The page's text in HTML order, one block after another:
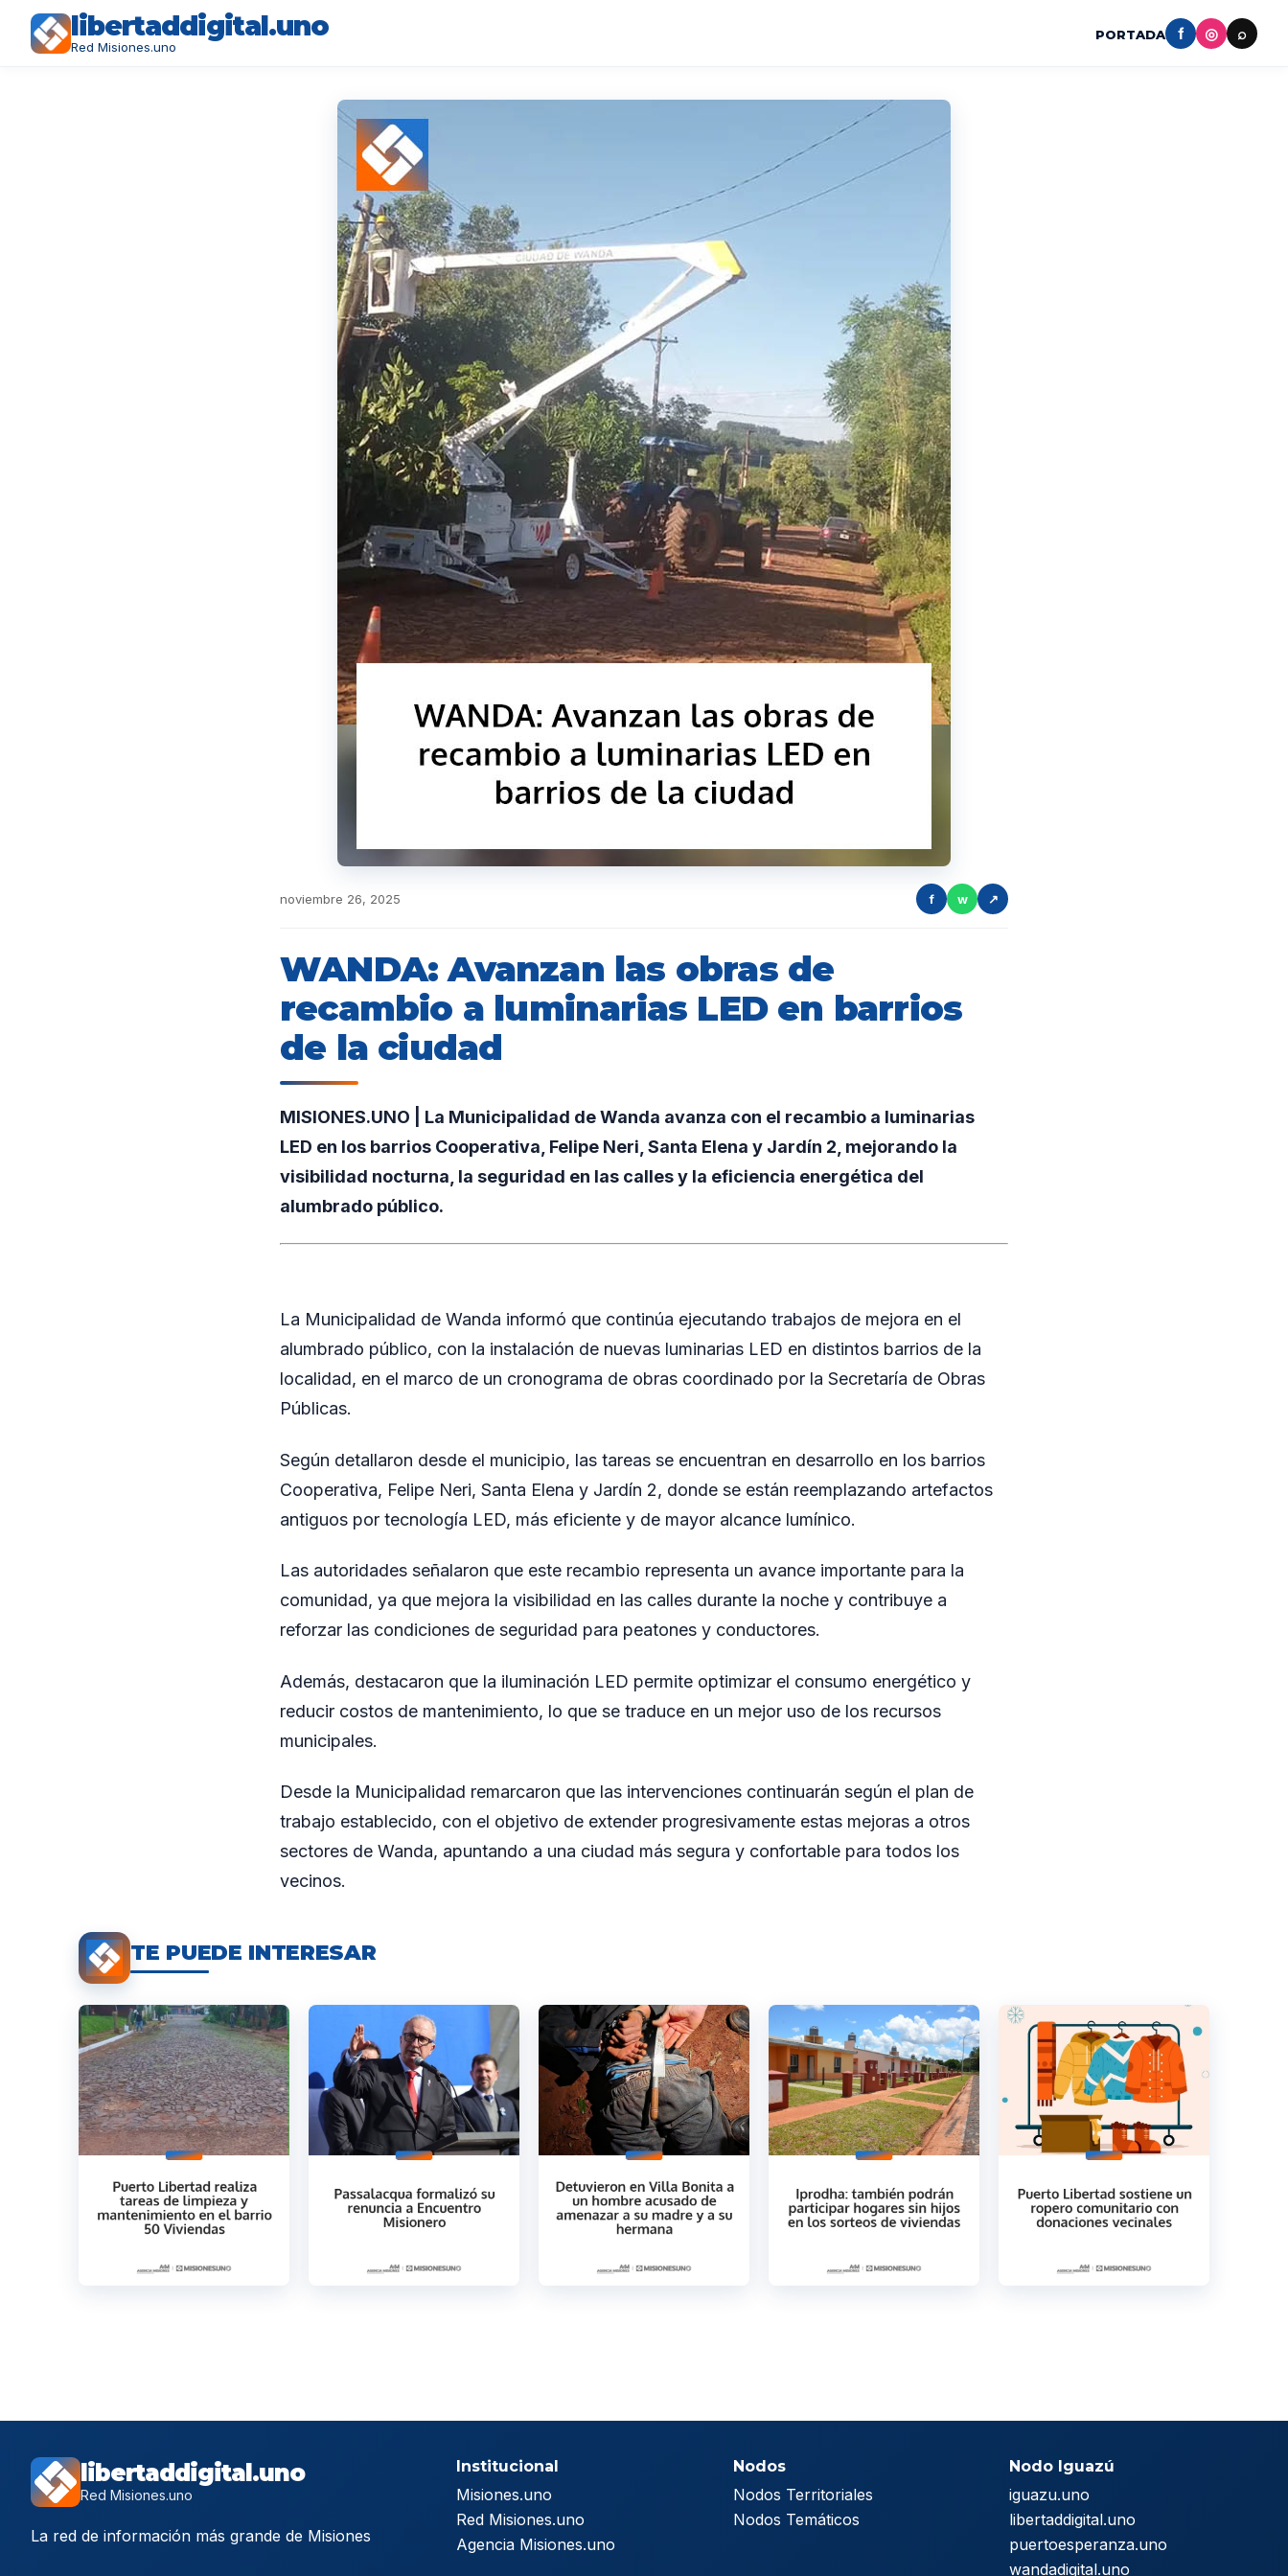
libertaddigital.uno
Red Misiones.uno
PORTADA f ◎ ⌕
noviembre 26, 2025 f w ↗
WANDA: Avanzan las obras de
recambio a luminarias LED en barrios
de la ciudad
MISIONES.UNO | La Municipalidad de Wanda avanza con el recambio a luminarias
LED en los barrios Cooperativa, Felipe Neri, Santa Elena y Jardín 2, mejorando la
visibilidad nocturna, la seguridad en las calles y la eficiencia energética del
alumbrado público.
La Municipalidad de Wanda informó que continúa ejecutando trabajos de mejora en el
alumbrado público, con la instalación de nuevas luminarias LED en distintos barrios de la
localidad, en el marco de un cronograma de obras coordinado por la Secretaría de Obras
Públicas.
Según detallaron desde el municipio, las tareas se encuentran en desarrollo en los barrios
Cooperativa, Felipe Neri, Santa Elena y Jardín 2, donde se están reemplazando artefactos
antiguos por tecnología LED, más eficiente y de mayor alcance lumínico.
Las autoridades señalaron que este recambio representa un avance importante para la
comunidad, ya que mejora la visibilidad en las calles durante la noche y contribuye a
reforzar las condiciones de seguridad para peatones y conductores.
Además, destacaron que la iluminación LED permite optimizar el consumo energético y
reducir costos de mantenimiento, lo que se traduce en un mejor uso de los recursos
municipales.
Desde la Municipalidad remarcaron que las intervenciones continuarán según el plan de
trabajo establecido, con el objetivo de extender progresivamente estas mejoras a otros
sectores de Wanda, apuntando a una ciudad más segura y confortable para todos los
vecinos.
TE PUEDE INTERESAR
libertaddigital.uno
Red Misiones.uno
La red de información más grande de Misiones
Institucional
Misiones.uno
Red Misiones.uno
Agencia Misiones.uno
Nodos
Nodos Territoriales
Nodos Temáticos
Nodo Iguazú
iguazu.uno
libertaddigital.uno
puertoesperanza.uno
wandadigital.uno